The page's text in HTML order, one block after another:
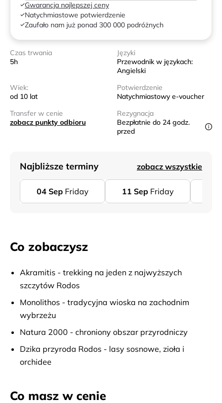
Gwarancja najlepszej ceny
Natychmiastowe potwierdzenie
Zaufało nam już ponad 300 000 podróżnych
Czas trwania
5h
Języki
Przewodnik w językach:
Angielski
Wiek:
od 10 lat
Potwierdzenie
Natychmiastowy e-voucher
Transfer w cenie
zobacz punkty odbioru
Rezygnacja
Bezpłatnie do 24 godz.
przed
Najbliższe terminy zobacz wszystkie
04 Sep Friday 11 Sep Friday
Co zobaczysz
Akramitis - trekking na jeden z najwyższych
szczytów Rodos
Monolithos - tradycyjna wioska na zachodnim
wybrzeżu
Natura 2000 - chroniony obszar przyrodniczy
Dzika przyroda Rodos - lasy sosnowe, zioła i
orchidee
Co masz w cenie